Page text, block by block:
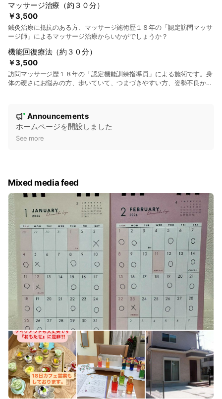
をお伝えいたします。その後、鍼灸治療でお身体
の硬さにお悩みの方、歩いていて、つまづきやす
い方、姿勢不良からくる腰痛、肩こりにお悩みの
方へおススメです。身体のクセを知り、関節を柔
らかくすることによっていつまでも若々しい姿勢
￥3,500
マッサージ治療（約３０分）
鍼灸治療に抵抗のある方、マッサージ施術歴１８年の「認定訪問マッサ
ージ師」によるマッサージ治療からいかがでしょうか？
￥3,500
機能回復療法（約３０分）
訪問マッサージ歴１８年の「認定機能訓練指導員」による施術です。身
体の硬さにお悩みの方、歩いていて、つまづきやすい方、姿勢不良から
e
New
Announcements
ホームページを開設しました
See more
Mixed media feed